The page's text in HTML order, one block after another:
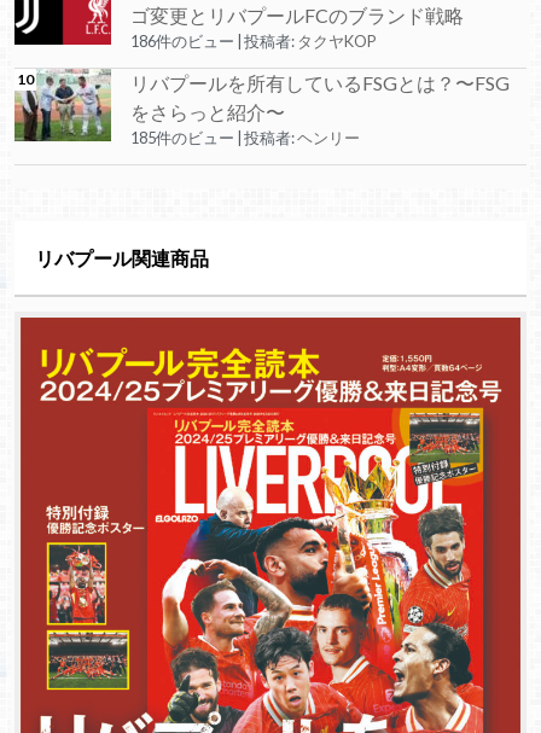
ゴ変更とリバプールFCのブランド戦略
186件のビュー 投稿者: タクヤKOP
リバプールを所有しているFSGとは？〜FSG
をさらっと紹介〜
185件のビュー 投稿者:ヘンリー
リバプール関連商品